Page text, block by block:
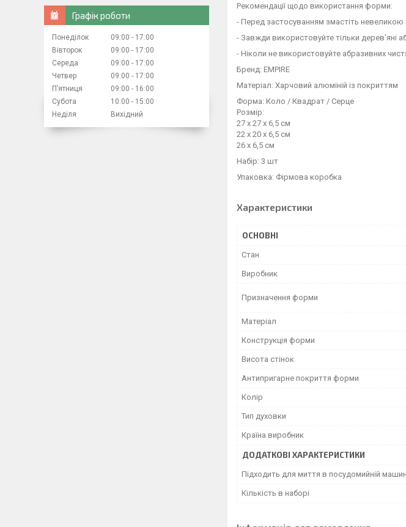
Рекомендації щодо використання форми:
- Перед застосуванням змастіть невеликою
- Завжди використовуйте тільки дерев'яні
- Ніколи не використовуйте абразивних
Бренд: EMPIRE
Матеріал: Харчовий алюміній із покриттям
Форма: Коло / Квадрат / Серце
Розмір:
27 х 27 х 6,5 см
22 х 20 х 6,5 см
26 х 6,5 см
Набір: 3 шт
Упаковка: Фірмова коробка
Характеристики
ОСНОВНІ
Стан
Виробник
Призначення форми
Матеріал
Конструкція форми
Висота стінок
Антипригарне покриття форми
Колір
Тип духовки
Країна виробник
ДОДАТКОВІ ХАРАКТЕРИСТИКИ
Підходить для миття в посудомийній
Кількість в наборі
Графік роботи
Понеділок 09:00
17:00
Вівторок
09:00
17:00
Середа
09:00
17:00
Четвер
09:00
17:00
Пʼятниця
09:00
16:00
Субота
10:00
15:00
Неділя
Вихідний